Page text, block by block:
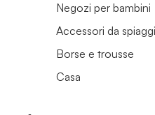
Negozi per bambini
Accessori da
Borse e trousse
Casa